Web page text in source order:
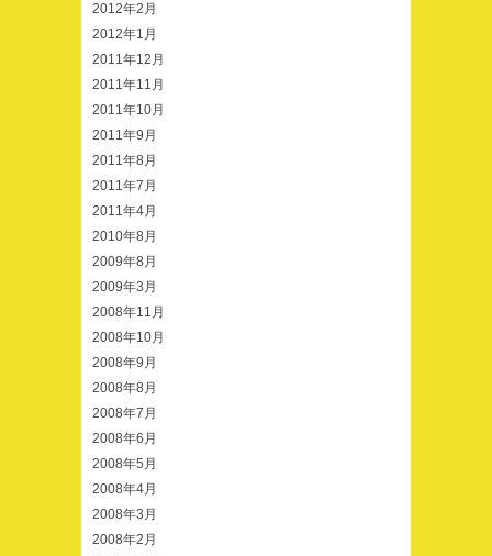
2012年2月
2012年1月
2011年12月
2011年11月
2011年10月
2011年9月
2011年8月
2011年7月
2011年4月
2010年8月
2009年8月
2009年3月
2008年11月
2008年10月
2008年9月
2008年8月
2008年7月
2008年6月
2008年5月
2008年4月
2008年3月
2008年2月